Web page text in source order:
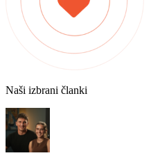
Naši izbrani članki